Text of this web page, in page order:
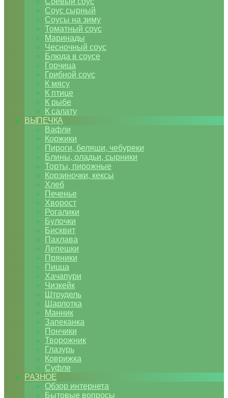
Соус сырный
Соусы на зиму
Томатный соус
Маринады
Чесночный соус
Блюда в соусе
Горчица
Грибной соус
К мясу
К птице
К рыбе
К салату
ВЫПЕЧКА
Вафли
Коржики
Пироги, беляши, чебуреки
Блины, оладьи, сырники
Торты, пирожные
Корзиночки, кексы
Хлеб
Печенье
Хворост
Рогалики
Булочки
Бисквит
Пахлава
Лепешки
Пряники
Пицца
Хачапури
Чизкейк
Штрудель
Шарлотка
Манник
Запеканка
Пончики
Творожник
Глазурь
Коврижка
Суфле
РАЗНОЕ
Обзор интернета
Бытовые вопросы